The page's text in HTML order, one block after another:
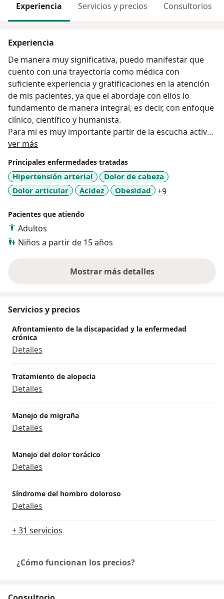
Experiencia Servicios y precios Consultorios
Experiencia
De manera muy significativa, puedo manifestar que
cuento con una trayectoria como médica con
suficiente experiencia y gratificaciones en la atención
de mis pacientes, ya que el abordaje con ellos lo
fundamento de manera integral, es decir, con enfoque
clínico, científico y humanista.
Para mi es muy importante partir de la escucha activa
de lo que me cuentan mis pacientes; todo lo que ellos
situación de salud o enfermedad en su momento.
Soy una convencida de que uno como médico debe
atender a sus pacientes con una mirada comprensiva
persona muy allegada a uno, obviamente sin perder la
objetividad profesional.
ver más
Principales enfermedades tratadas
Hipertensión arterial
Dolor de cabeza
Dolor articular
Acidez Obesidad +9
Pacientes que atiendo
Adultos
Niños a partir de 15 años
Mostrar más detalles
sobre la experiencia
Servicios y precios
Afrontamiento de la discapacidad y la enfermedad
crónica
Detalles
Tratamiento de alopecia
Detalles
Manejo de migraña
Detalles
Manejo del dolor torácico
Detalles
Síndrome del hombro doloroso
Detalles
+ 31 servicios
¿Cómo funcionan los precios?